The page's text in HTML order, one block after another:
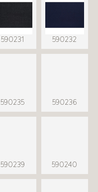
590231 590232
590235 590236
590239 590240